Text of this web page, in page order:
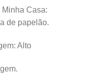
Casa:
de papelão.
Alto